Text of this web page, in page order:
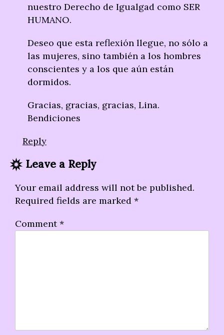
nuestro Derecho de Igualgad como SER
HUMANO.
Deseo que esta reflexión llegue, no sólo a
las mujeres, sino también a los hombres
conscientes y a los que aún están
dormidos.
Gracias, gracias, gracias, Lina.
Bendiciones
Reply
Leave a Reply
Your email address will not be published.
Required fields are marked *
Comment*